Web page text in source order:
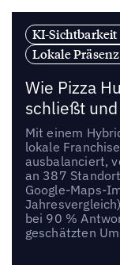
KI-Sichtbarkeit
Lokale
Wie Pizza
schließt
Mit einem
lokale
ausbalanciert,
an 387
Google-Maps-
bei 90 %
geschätzten